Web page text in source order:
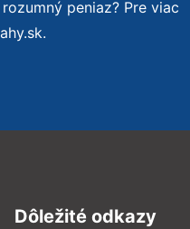
peniaz? Pre viac
Dôležité odkazy